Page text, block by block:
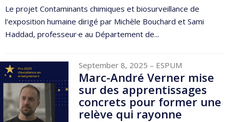
Le projet Contaminants chimiques et biosurveillance de
l'exposition humaine dirigé par Michèle Bouchard et Sami
Haddad, professeur·e au Département de...
September 8, 2025 – ESPUM
Marc-André Verner mise
sur des apprentissages
concrets pour former une
relève qui rayonne